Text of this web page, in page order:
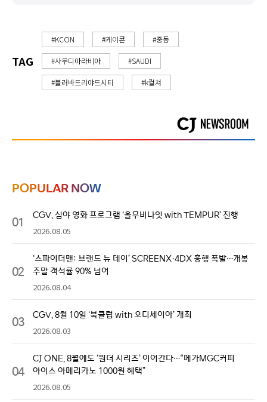
TAG
#KCON #케이콘 #중동
#사우디아라비아 #SAUDI
#블러바드리야드시티 #k컬쳐
POPULAR NOW
01 CGV, 심야 영화 프로그램 ‘올무비나잇 with TEMPUR’ 진행
2026.08.05
02
‘스파이더맨: 브랜드 뉴 데이’ SCREENX·4DX 흥행 폭발…개봉
주말 객석률 90% 넘어
2026.08.04
03 CGV, 8월 10일 ‘북클럽 with 오디세이아’ 개최
2026.08.03
04
CJ ONE, 8월에도 ‘원더 시리즈’ 이어간다…“메가MGC커피
아이스 아메리카노 1000원 혜택”
2026.08.05